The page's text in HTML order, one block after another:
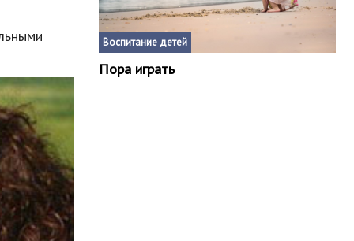
Воспитание детей
Пора играть